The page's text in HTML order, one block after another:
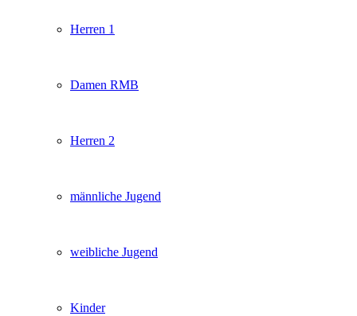
Herren 1
Damen RMB
Herren 2
männliche Jugend
weibliche Jugend
Kinder